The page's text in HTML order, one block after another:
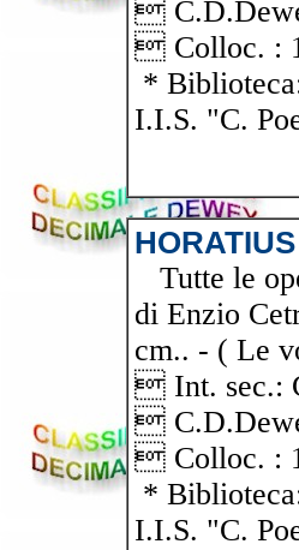

 Colloc. :
*
I.I.S. "C.
Tutte le
di Enzio
cm.. - ( Le
 Int. sec.:

 Colloc. :
*
I.I.S. "C.